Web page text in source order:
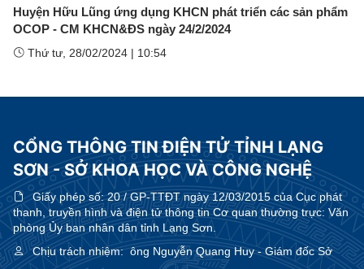
Huyện Hữu Lũng ứng dụng KHCN phát triển các sản phẩm
OCOP - CM KHCN&ĐS ngày 24/2/2024
Thứ tư, 28/02/2024 | 10:54
CỔNG THÔNG TIN ĐIỆN TỬ TỈNH LẠNG
SƠN - SỞ KHOA HỌC VÀ CÔNG NGHỆ
Giấy phép số:20 / GP-TTĐT ngày 12/03/2015 của Cục phát
thanh, truyền hình và điện tử thông tin Cơ quan thường trực: Văn
phòng Ủy ban nhân dân tỉnh Lạng Sơn.
Chịu trách nhiệm:ông Nguyễn Quang Huy - Giám đốc Sở